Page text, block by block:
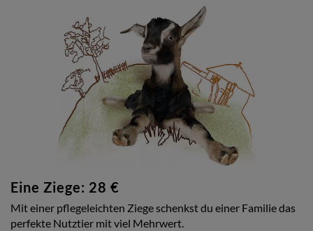
Eine Ziege: 28 €
Mit einer pflegeleichten Ziege schenkst du einer Familie das
perfekte Nutztier mit viel Mehrwert.